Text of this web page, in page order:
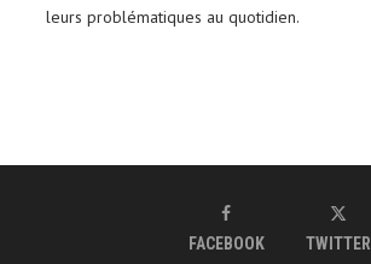
leurs problématiques au quotidien.
FACEBOOK TWITTER